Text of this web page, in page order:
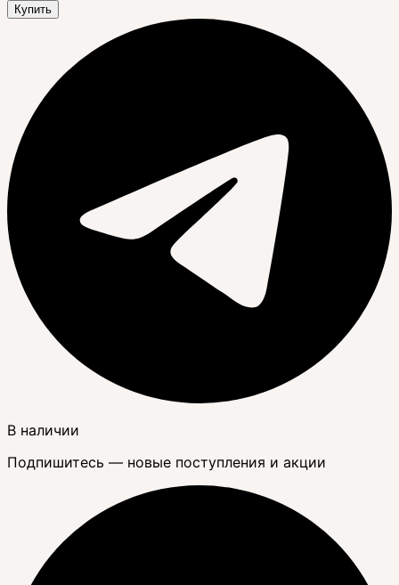
Купить
В наличии
Подпишитесь — новые поступления и акции